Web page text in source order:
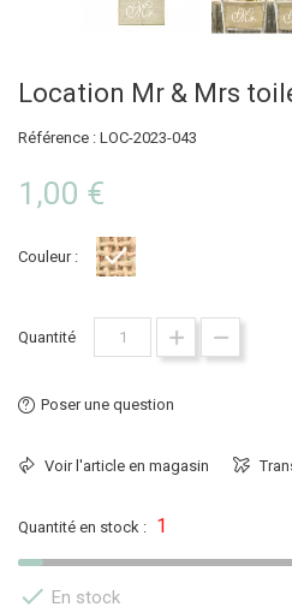
Location Mr & Mrs
Référence : LOC-2023-043
1,00 €
Couleur : Toile de jute
Quantité
Poser une question
Voir l'article en magasin
Quantité en stock : 1
 En stock